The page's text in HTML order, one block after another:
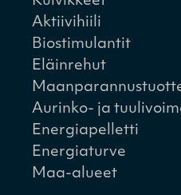
Aktiivihiili
Biostimulantit
Eläinrehut
Aurinko- ja
Energiapelletti
Energiaturve
Maa-alueet